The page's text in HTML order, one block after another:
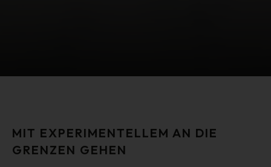
MIT EXPERIMENTELLEM AN DIE
GRENZEN GEHEN